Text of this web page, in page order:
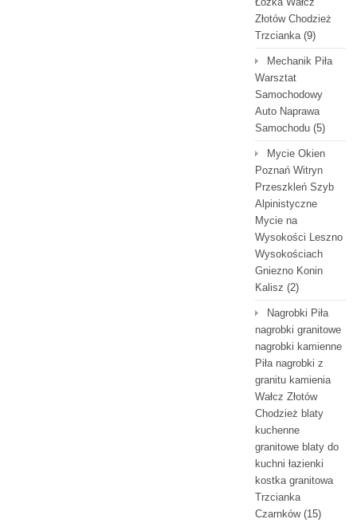
Złotów Chodzież
Trzcianka(9)
Mechanik Piła
Warsztat
Samochodowy
Auto Naprawa
Samochodu (5)
Mycie Okien
Poznań Witryn
Przeszkleń Szyb
Alpinistyczne
Mycie na
Wysokości Leszno
Wysokościach
Gniezno Konin
Kalisz (2)
Nagrobki Piła
nagrobki granitowe
nagrobki kamienne
Piła nagrobki z
granitu kamienia
Wałcz Złotów
Chodzież blaty
kuchenne
granitowe blaty do
kuchni łazienki
kostka granitowa
Trzcianka
Czarnków(15)